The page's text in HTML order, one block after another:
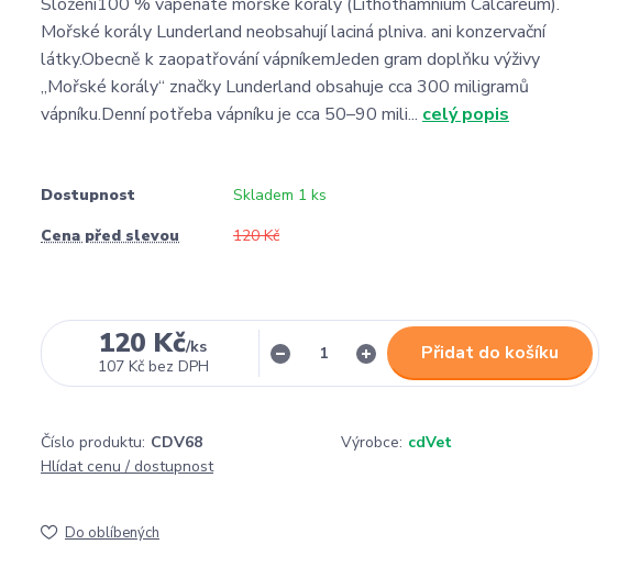
Mořské korály Lunderland neobsahují laciná plniva. ani konzervační
látky.Obecně k zaopatřování vápníkemJeden gram doplňku výživy
„Mořské korály“ značky Lunderland obsahuje cca 300 miligramů
vápníku.Denní potřeba vápníku je cca 50–90 mili... celý popis
Dostupnost
Skladem 1 ks
Cena před slevou
120 Kč
120 Kč/ks
107 Kč bez DPH
Přidat do košíku
Číslo produktu: CDV68 Výrobce: cdVet
Hlídat cenu / dostupnost
Do oblíbených